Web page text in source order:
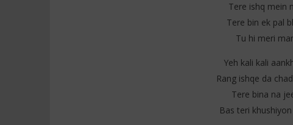
Tere ishq mein
Tere bin ek pal
Tu hi meri
Yeh kali kali
Rang ishqe da
Tere bina na
Bas teri